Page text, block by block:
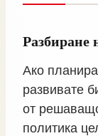
Разбиране
Ако
развивате
от
политика